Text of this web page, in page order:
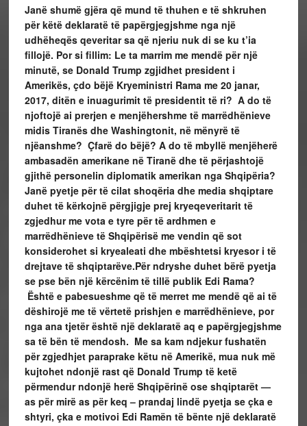
Janë shumë gjëra që mund të thuhen e të shkruhen
për këtë deklaratë të papërgjegjshme nga një
udhëheqës qeveritar sa që njeriu nuk di se ku t’ia
fillojë. Por si fillim: Le ta marrim me mendë për një
minutë, se Donald Trump zgjidhet president i
Amerikës, çdo bëjë Kryeministri Rama me 20 janar,
2017, ditën e inuagurimit të presidentit të ri? A do të
njoftojë ai prerjen e menjëhershme të marrëdhënieve
midis Tiranës dhe Washingtonit, në mënyrë të
njëanshme? Çfarë do bëjë? A do të mbyllë menjëherë
ambasadën amerikane në Tiranë dhe të përjashtojë
gjithë personelin diplomatik amerikan nga Shqipëria?
Janë pyetje për të cilat shoqëria dhe media shqiptare
duhet të kërkojnë përgjigje prej kryeqeveritarit të
zgjedhur me vota e tyre për të ardhmen e
marrëdhënieve të Shqipërisë me vendin që sot
konsiderohet si kryealeati dhe mbështetsi kryesor i të
drejtave të shqiptarëve.Për ndryshe duhet bërë pyetja
se pse bën një kërcënim të tillë publik Edi Rama?
Është e pabesueshme që të merret me mendë që ai të
dëshirojë me të vërtetë prishjen e marrëdhënieve, por
nga ana tjetër është një deklaratë aq e papërgjegjshme
sa të bën të mendosh. Me sa kam ndjekur fushatën
për zgjedhjet paraprake këtu në Amerikë, mua nuk më
kujtohet ndonjë rast që Donald Trump të ketë
përmendur ndonjë herë Shqipërinë ose shqiptarët —
as për mirë as për keq – prandaj lindë pyetja se çka e
shtyri, çka e motivoi Edi Ramën të bënte një deklaratë